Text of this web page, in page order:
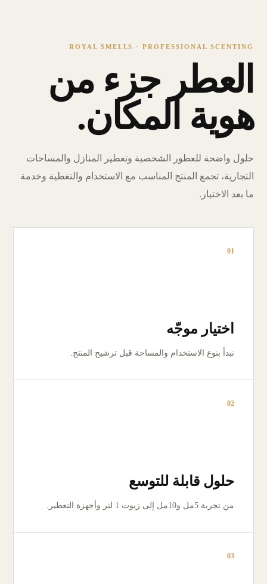
ROYAL SMELLS · PROFESSIONAL SCENTING
العطر جزء من
هوية المكان.
حلول واضحة للعطور الشخصية وتعطير المنازل والمساحات
التجارية، تجمع المنتج المناسب مع الاستخدام والتغطية وخدمة
ما بعد الاختيار.
01
اختيار موجّه
نبدأ بنوع الاستخدام والمساحة قبل ترشيح المنتج.
02
حلول قابلة للتوسع
من تجربة 5مل و10مل إلى زيوت 1 لتر وأجهزة التعطير.
03